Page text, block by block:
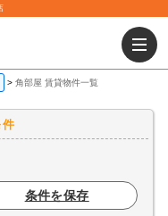
角部屋 賃貸物件一覧
条件を保存